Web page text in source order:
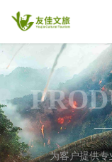
为客户提供